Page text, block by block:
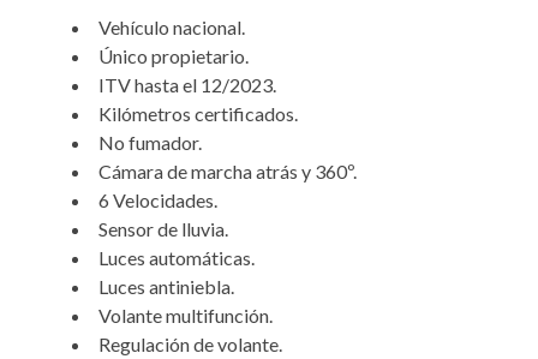
Vehículo nacional.
Único propietario.
ITV hasta el 12/2023.
Kilómetros certificados.
No fumador.
Cámara de marcha atrás y 360º.
6 Velocidades.
Sensor de lluvia.
Luces automáticas.
Luces antiniebla.
Volante multifunción.
Regulación de volante.